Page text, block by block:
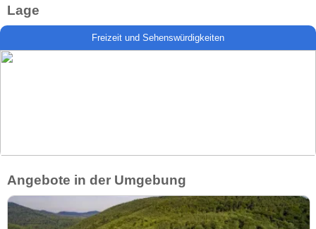
Lage
Freizeit und Sehenswürdigkeiten
Angebote in der Umgebung